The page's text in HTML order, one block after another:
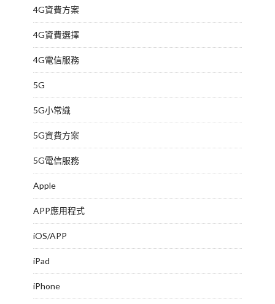
4G資費方案
4G資費選擇
4G電信服務
5G
5G小常識
5G資費方案
5G電信服務
Apple
APP應用程式
iOS/APP
iPad
iPhone